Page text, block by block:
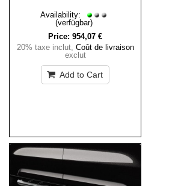
Availability:
(verfügbar)
Price: 954,07 €
20% taxe inclut, Coût de livraison
exclut
Add to Cart